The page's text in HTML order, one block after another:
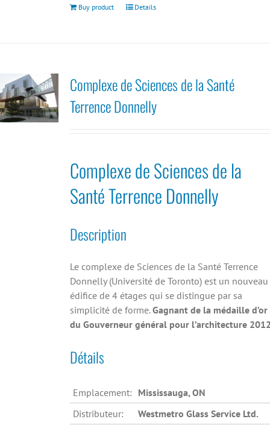
Buy product Details
Complexe de Sciences de la Santé
Terrence Donnelly
Complexe de Sciences de la
Santé Terrence Donnelly
Description
Le complexe de Sciences de la Santé Terrence
Donnelly (Université de Toronto) est un nouveau
édifice de 4 étages qui se distingue par sa
simplicité de forme.Gagnant de la médaille d’or
du Gouverneur général pour l’architecture
Détails
Emplacement: Mississauga, ON
Distributeur:
Westmetro Glass Service Ltd.